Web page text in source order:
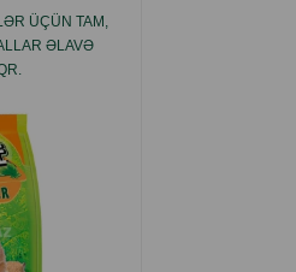
ÜÇÜN TAM,
ƏLAVƏ